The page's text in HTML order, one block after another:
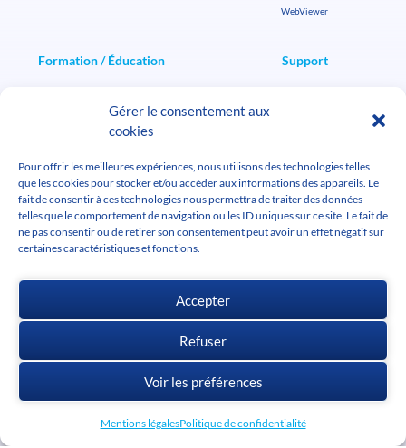
Gérer le consentement aux
cookies
Pour offrir les meilleures expériences, nous utilisons des technologies telles
que les cookies pour stocker et/ou accéder aux informations des appareils. Le
fait de consentir à ces technologies nous permettra de traiter des données
telles que le comportement de navigation ou les ID uniques sur ce site. Le fait de
ne pas consentir ou de retirer son consentement peut avoir un effet négatif sur
certaines caractéristiques et fonctions.
Accepter
Refuser
Voir les préférences
Mentions légalesPolitique de confidentialité
WebViewer
Formation / Éducation
Nos programmes
Rechercher une formation
Licence Éducation
Userclubs
Masterclass cadwork
Userclubs
Actus
L'actu cadwork
Offres d'emploi
Support
Support clé entreprise
Support clé étudiant / enseignant